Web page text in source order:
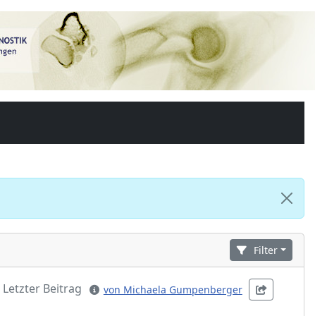
Filter
Letzter Beitrag von Michaela Gumpenberger